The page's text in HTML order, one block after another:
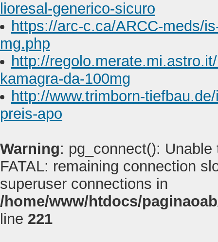
lioresal-generico-sicuro
https://arc-c.ca/ARCC-meds/
mg.php
http://
kamagra-da-100mg
http://www.trimborn-
preis-apo
Warning: pg_connect():
FATAL: remaining connection
superuser connections in
/home/www/htdocs/
line 221